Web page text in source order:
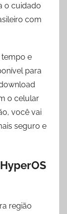
o cuidado
com
tempo e
para
o celular
você vai
seguro e
região